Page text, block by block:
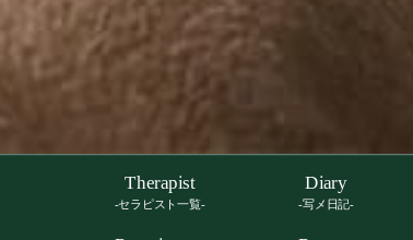
Therapist
-セラピスト一覧-
Diary
-写メ日記-